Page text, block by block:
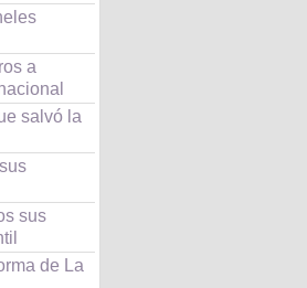
a
salvó la
sus
de La